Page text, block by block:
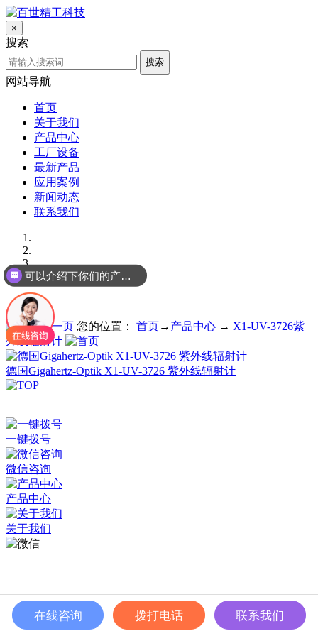
×
搜索
搜索
网站导航
首页
关于我们
产品中心
工厂设备
最新产品
应用案例
新闻动态
联系我们
您的位置： 首页→ 产品中心 → X1-UV-3726紫
外线辐射计
德国Gigahertz-Optik X1-UV-3726 紫外线辐射计
一键拨号
微信咨询
产品中心
关于我们
在线咨询 拨打电话 联系我们